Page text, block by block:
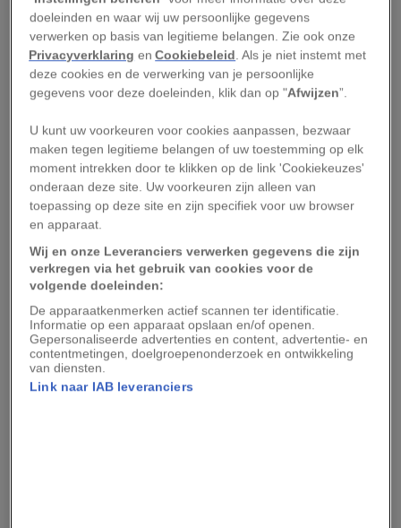
De duizenden mensen die dit weekend worden
verwacht voor deMars voor de wetenschap
zouden het daar waarschijnlijk mee eens zijn.
Verontwaardigd over bezuinigingen op nationale
budgetten voor de wetenschap en over de anti-
wetenschappelijke retoriek van de regering-
Trump, heeft een actiegroep van
wetenschappers, leraren en andere
pleitbezorgers van de wetenschap een mars
tegen Washington georganiseerd, naar het
voorbeeld van de Vrouwenmars die in januari
plaatsvond. De beweging is sindsdien
aangezweld, met honderden soortgelijke marsen
in steden over de hele wereld.
doeleinden en waar wij uw persoonlijke gegevens
verwerken op basis van legitieme belangen. Zie ook onze
Privacyverklaring enCookiebeleid . Als je niet instemt met
deze cookies en de verwerking van je persoonlijke
gegevens voor deze doeleinden, klik dan op "Afwijzen”.
U kunt uw voorkeuren voor cookies aanpassen, bezwaar
maken tegen legitieme belangen of uw toestemming op elk
moment intrekken door te klikken op de link 'Cookiekeuzes'
onderaan deze site. Uw voorkeuren zijn alleen van
toepassing op deze site en zijn specifiek voor uw browser
en apparaat.
Wij en onze Leveranciers verwerken gegevens die zijn
verkregen via het gebruik van cookies voor de
volgende doeleinden:
De apparaatkenmerken actief scannen ter identificatie.
Informatie op een apparaat opslaan en/of openen.
Gepersonaliseerde advertenties en content, advertentie- en
contentmetingen, doelgroepenonderzoek en ontwikkeling
van diensten.
Link naar IAB leveranciers